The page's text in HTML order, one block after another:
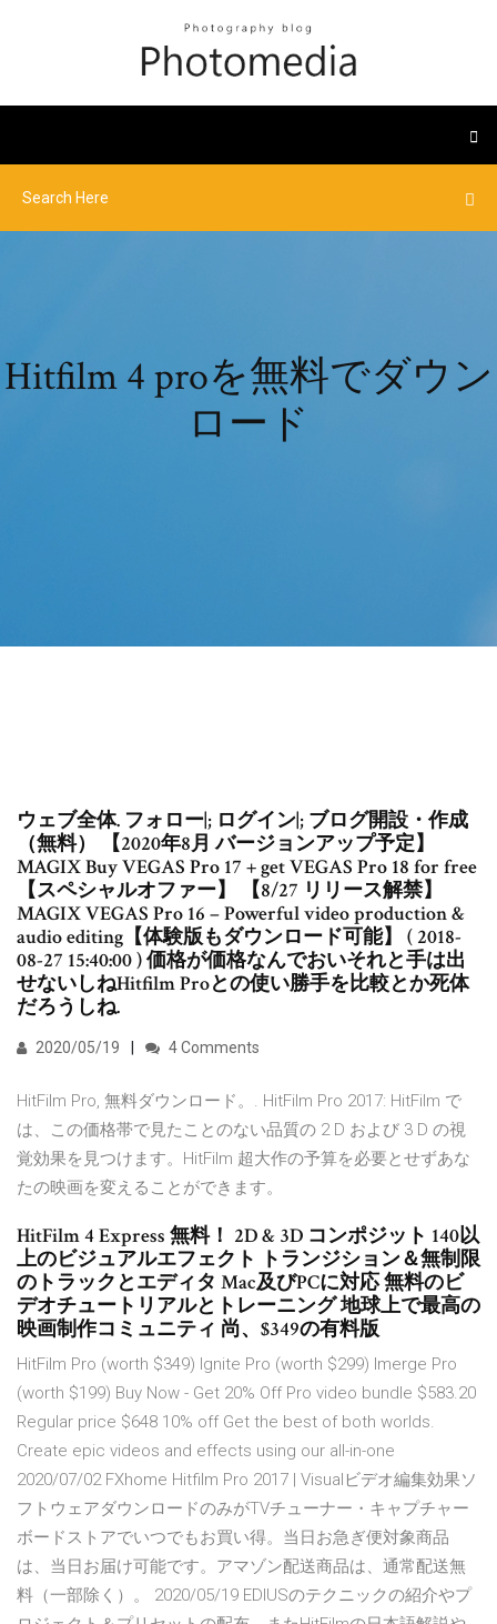
Hitfilm 4 proを無料でダウン
ロード
ウェブ全体. フォロー|; ログイン|; ブログ開設・作成
（無料） 【2020年8月 バージョンアップ予定】
MAGIX Buy VEGAS Pro 17 + get VEGAS Pro 18 for free
【スペシャルオファー】 【8/27 リリース解禁】
MAGIX VEGAS Pro 16 – Powerful video production &
audio editing【体験版もダウンロード可能】 ( 2018-
08-27 15:40:00 ) 価格が価格なんでおいそれと手は出
せないしねHitfilm Proとの使い勝手を比較とか死体
だろうしね.
2020/05/19 4 Comments
HitFilm Pro, 無料ダウンロード。. HitFilm Pro 2017: HitFilm で
は、この価格帯で見たことのない品質の 2 D および 3 D の視
覚効果を見つけます。HitFilm 超大作の予算を必要とせずあな
たの映画を変えることができます。
HitFilm 4 Express 無料！ 2D & 3D コンポジット 140以
上のビジュアルエフェクト トランジション＆無制限
のトラックとエディタ Mac及びPCに対応 無料のビ
デオチュートリアルとトレーニング 地球上で最高の
映画制作コミュニティ 尚、$349の有料版
HitFilm Pro (worth $349) Ignite Pro (worth $299) Imerge Pro
(worth $199) Buy Now - Get 20% Off Pro video bundle $583.20
Regular price $648 10% off Get the best of both worlds.
Create epic videos and effects using our all-in-one
2020/07/02 FXhome Hitfilm Pro 2017 | Visualビデオ編集効果ソ
フトウェアダウンロードのみがTVチューナー・キャプチャー
ボードストアでいつでもお買い得。当日お急ぎ便対象商品
は、当日お届け可能です。アマゾン配送商品は、通常配送無
料（一部除く）。 2020/05/19 EDIUSのテクニックの紹介やプ